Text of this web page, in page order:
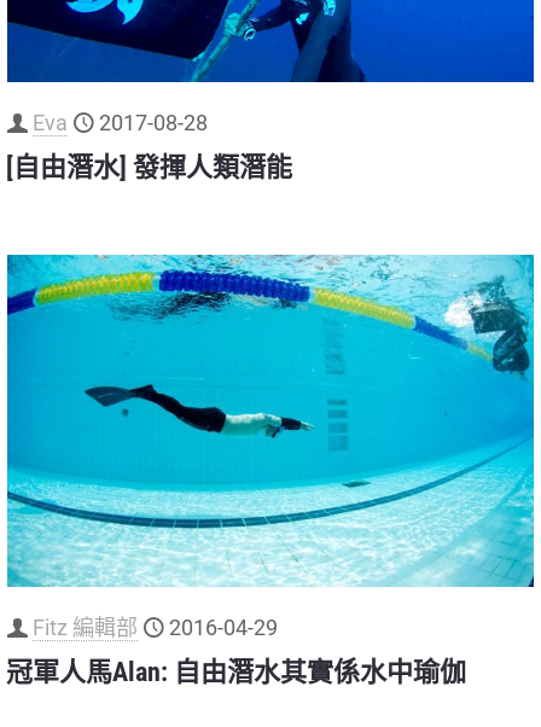
Eva 2017-08-28
[自由潛水] 發揮人類潛能
Fitz 編輯部 2016-04-29
冠軍人馬Alan: 自由潛水其實係水中瑜伽